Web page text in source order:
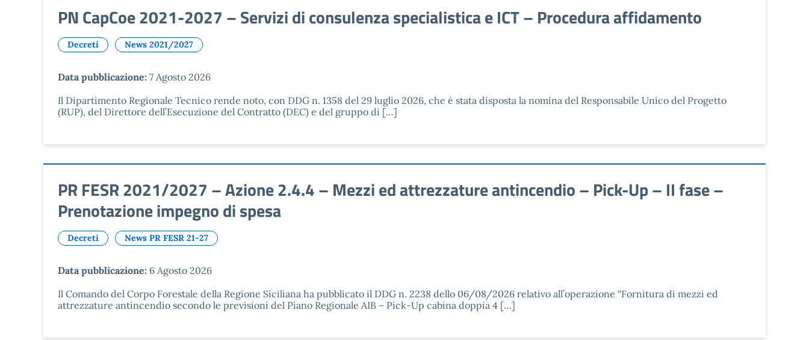
PN CapCoe 2021-2027 – Servizi di consulenza specialistica e ICT – Procedura affidamento
Decreti News 2021/2027
Data pubblicazione: 7 Agosto 2026
Il Dipartimento Regionale Tecnico rende noto, con DDG n. 1358 del 29 luglio 2026, che è stata disposta la nomina del Responsabile Unico del Progetto
(RUP), del Direttore dell’Esecuzione del Contratto (DEC) e del gruppo di […]
PR FESR 2021/2027 – Azione 2.4.4 – Mezzi ed attrezzature antincendio – Pick-Up – II fase –
Prenotazione impegno di spesa
Decreti News PR FESR 21-27
Data pubblicazione: 6 Agosto 2026
Il Comando del Corpo Forestale della Regione Siciliana ha pubblicato il DDG n. 2238 dello 06/08/2026 relativo all’operazione “Fornitura di mezzi ed
attrezzature antincendio secondo le previsioni del Piano Regionale AIB – Pick-Up cabina doppia 4 […]